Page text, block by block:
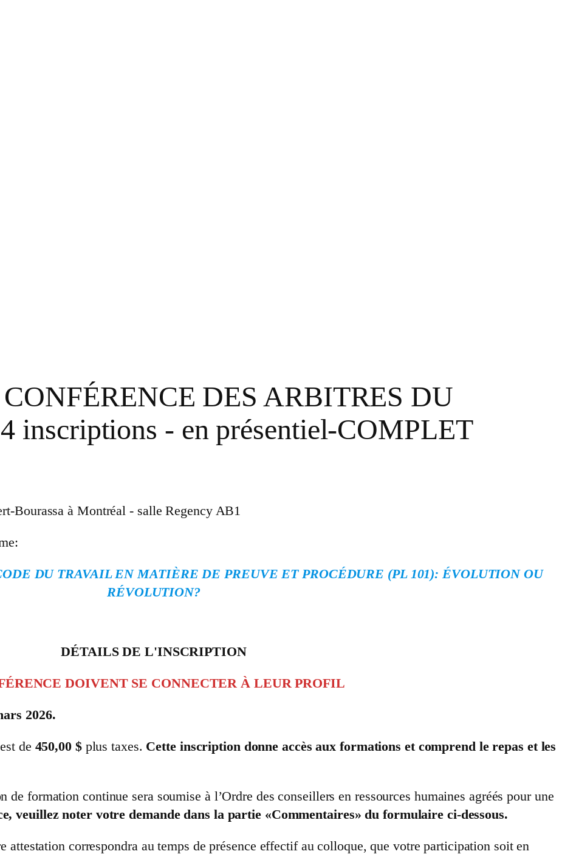
DES ARBITRES DU
inscriptions - en présentiel-COMPLET
Bourassa à Montréal - salle Regency AB1
DU TRAVAIL EN MATIÈRE DE PREUVE ET PROCÉDURE (PL 101): ÉVOLUTION OU
RÉVOLUTION?
DÉTAILS DE L'INSCRIPTION
DOIVENT SE CONNECTER À LEUR PROFIL
2026.
de 450,00 $ plus taxes. Cette inscription donne accès aux formations et comprend le repas et les
de formation continue sera soumise à l’Ordre des conseillers en ressources humaines agréés pour une
veuillez noter votre demande dans la partie «Commentaires» du formulaire ci-dessous.
attestation correspondra au temps de présence effectif au colloque, que votre participation soit en